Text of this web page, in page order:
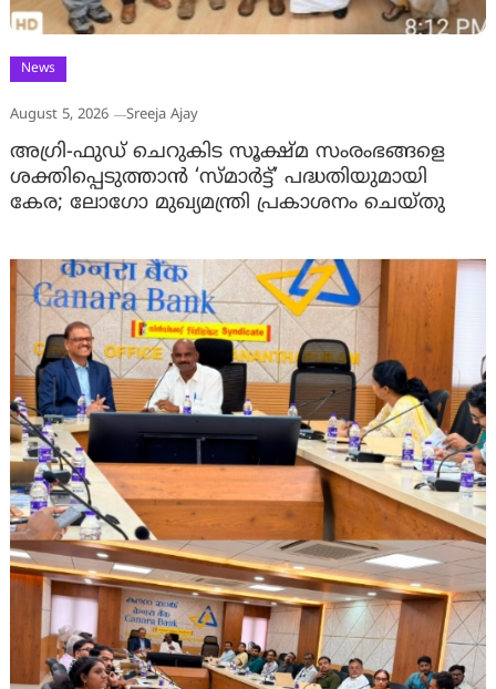
News
August 5, 2026 Sreeja Ajay
അഗ്രി-ഫുഡ് ചെറുകിട സൂക്ഷ്മ സംരംഭങ്ങളെ
ശക്തിപ്പെടുത്താന്‍ ‘സ്മാര്‍ട്ട്’ പദ്ധതിയുമായി
കേര; ലോഗോ മുഖ്യമന്ത്രി പ്രകാശനം ചെയ്തു